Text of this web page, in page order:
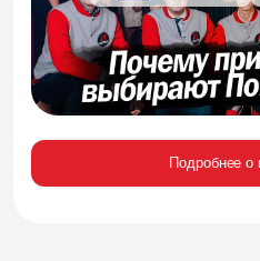
Подробнее о